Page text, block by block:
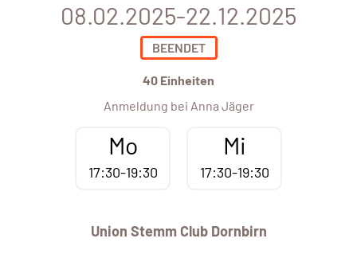
08.02.2025-22.12.2025
BEENDET
40 Einheiten
Anmeldung bei Anna Jäger
Mo
17:30-19:30
Mi
17:30-19:30
Union Stemm Club Dornbirn